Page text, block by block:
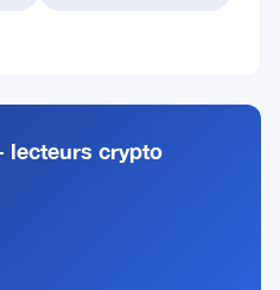
lecteurs crypto